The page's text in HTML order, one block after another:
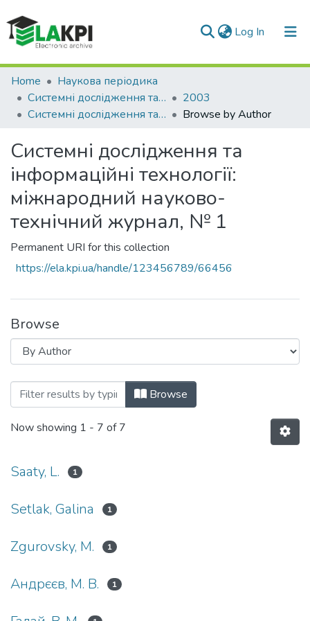
Log In (current)
Communities & Collections
All of DSpace
Home
Наукова періодика
Системні дослідження та інформаційні технології
2003
Системні дослідження та інформаційні технології: міжнародний науково-технічний журнал, № 1
Browse by Author
Системні дослідження та
інформаційні технології:
міжнародний науково-
технічний журнал, № 1
Permanent URI for this collection
https://ela.kpi.ua/handle/123456789/66456
Browse
Browsing Системні дослідження та
Browse
Now showing 1 - 7 of 7
Saaty, L. 1
Setlak, Galina 1
Zgurovsky, M. 1
Андрєєв, М. В. 1